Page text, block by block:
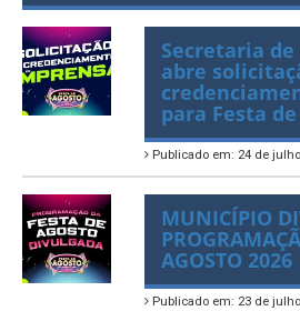
ÚLTIMAS NOTÍCIAS
Secretaria
abre
para Festa
MUNICÍPIO
AGOSTO 2026